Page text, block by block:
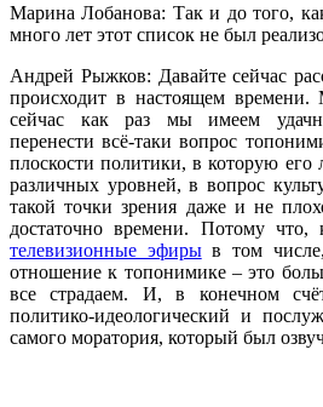
Марина Лобанова: Так и до того,
много лет этот список не был
Андрей Рыжков: Давайте сейчас
происходит в настоящем времени.
сейчас как раз мы имеем
перенести всё-таки вопрос
плоскости политики, в которую его
различных уровней, в вопрос
такой точки зрения даже и не
достаточно времени. Потому что,
телевизионные эфирыв том числе,
отношение к топонимике – это
все страдаем. И, в конечном
политико-идеологический и
самого моратория, который был